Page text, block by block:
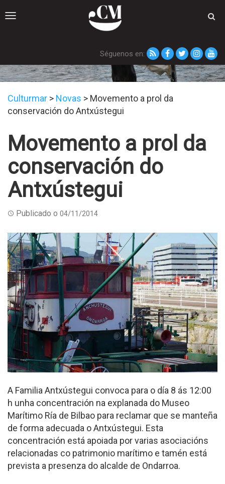
Toggle
Séguenos en:
Novas
Culturmar > Novas > Movemento a prol da
conservación do Antxústegui
Movemento a prol da
conservación do
Antxústegui
Publicado o 04/11/2014
A Familia Antxústegui convoca para o día 8 ás 12:00
h unha concentración na explanada do Museo
Marítimo Ría de Bilbao para reclamar que se manteña
de forma adecuada o Antxústegui. Esta
concentración está apoiada por varias asociacións
relacionadas co patrimonio marítimo e tamén está
prevista a presenza do alcalde de Ondarroa.